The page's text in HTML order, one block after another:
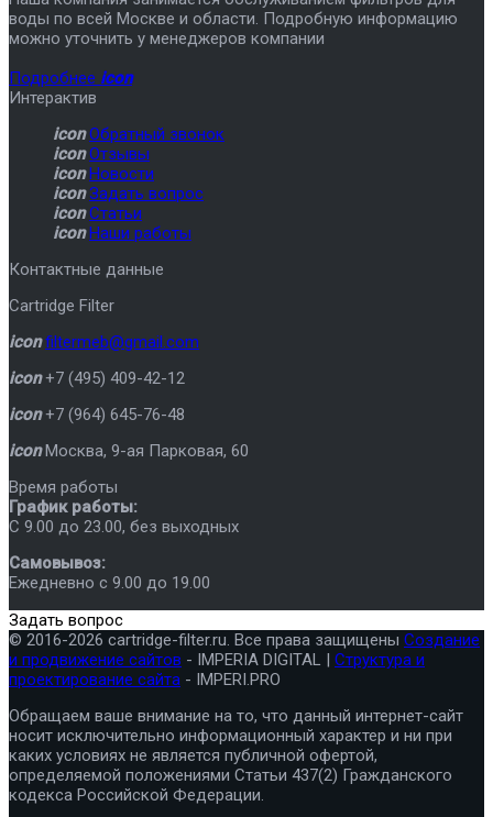
воды по всей Москве и области. Подробную информацию
можно уточнить у менеджеров компании
Подробнее icon
Интерактив
icon Обратный звонок
icon Отзывы
icon Новости
icon Задать вопрос
icon Статьи
icon Наши работы
Контактные данные
Cartridge Filter
icon filtermeb@gmail.com
icon +7 (495) 409-42-12
icon +7 (964) 645-76-48
icon Москва, 9-ая Парковая, 60
Время работы
График работы:
C 9.00 до 23.00, без выходных
Самовывоз:
Ежедневно с 9.00 до 19.00
Задать вопрос
© 2016-2026 cartridge-filter.ru. Все права защищены Создание
и продвижение сайтов - IMPERIA DIGITAL | Структура и
проектирование сайта - IMPERI.PRO
Обращаем ваше внимание на то, что данный интернет-сайт
носит исключительно информационный характер и ни при
каких условиях не является публичной офертой,
определяемой положениями Статьи 437(2) Гражданского
кодекса Российской Федерации.